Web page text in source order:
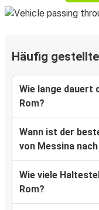
Häufig
Wie lange dauert
Rom?
Wann ist der
von Messina
Wie viele
Rom?